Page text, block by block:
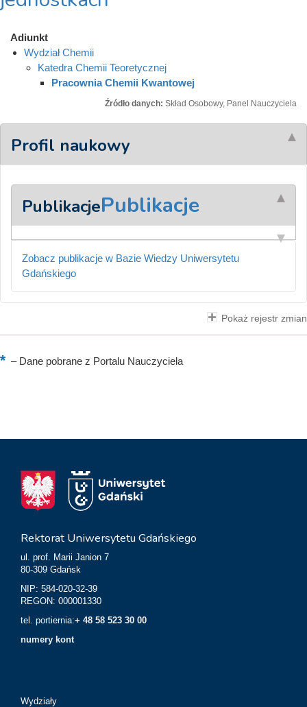
Adiunkt
Wydział Chemii
Katedra Chemii Teoretycznej
Pracownia Chemii Kwantowej
Źródło danych: Skład Osobowy, Panel Nauczyciela
Profil naukowy
PublikacjePublikacje
Zobacz publikacje w Bazie Wiedzy Uniwersytetu
Gdańskiego
Pokaż rejestr zmian
–Dane pobrane z Portalu Nauczyciela
Rektorat Uniwersytetu Gdańskiego
ul. prof. Marii Janion 7
80-309 Gdańsk
NIP: 584-020-32-39
REGON: 000001330
tel. portiernia:+ 48 58 523 30 00
numery kont
Wydziały